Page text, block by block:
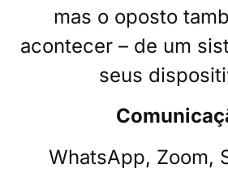
mas o oposto
acontecer – de um
seus
WhatsApp, Zoom,